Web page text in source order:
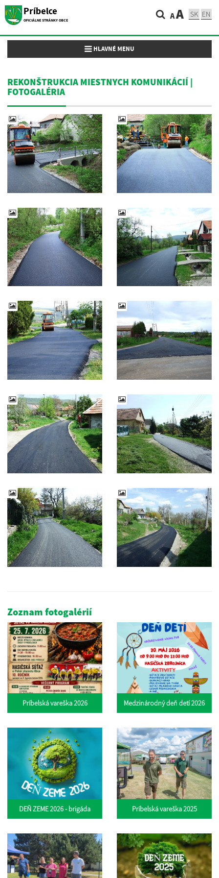
Príbelce
OFICIÁLNE STRÁNKY OBCE AA SK EN
Toggle navigation
HLAVNÉ MENU
REKONŠTRUKCIA MIESTNYCH KOMUNIKÁCIÍ |
FOTOGALÉRIA
Zoznam fotogalérií
Príbelská vareška 2026 Medzinárodný deň detí 2026
DEŇ ZEME 2026 - brigáda Príbelská vareška 2025